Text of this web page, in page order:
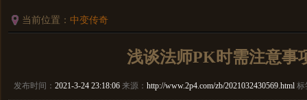
当前位置： 中变传奇
浅谈法师PK时需注意事
发布时间： 2021-3-24 23:18:06来源： http://www.2p4.com/zb/2021032430569.html标